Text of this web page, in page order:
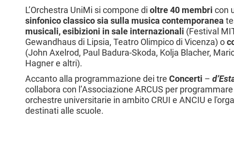
L’Orchestra UniMi si compone di oltre 40 membri con
sinfonico classico sia sulla musica contemporanea
musicali, esibizioni in sale internazionali (Festival
Gewandhaus di Lipsia, Teatro Olimpico di Vicenza) o
(John Axelrod, Paul Badura-Skoda, Kolja Blacher,
Hagner e altri).
Accanto alla programmazione dei tre Concerti –
collabora con l’Associazione ARCUS per
orchestre universitarie in ambito CRUI e ANCIU e
destinati alle scuole.